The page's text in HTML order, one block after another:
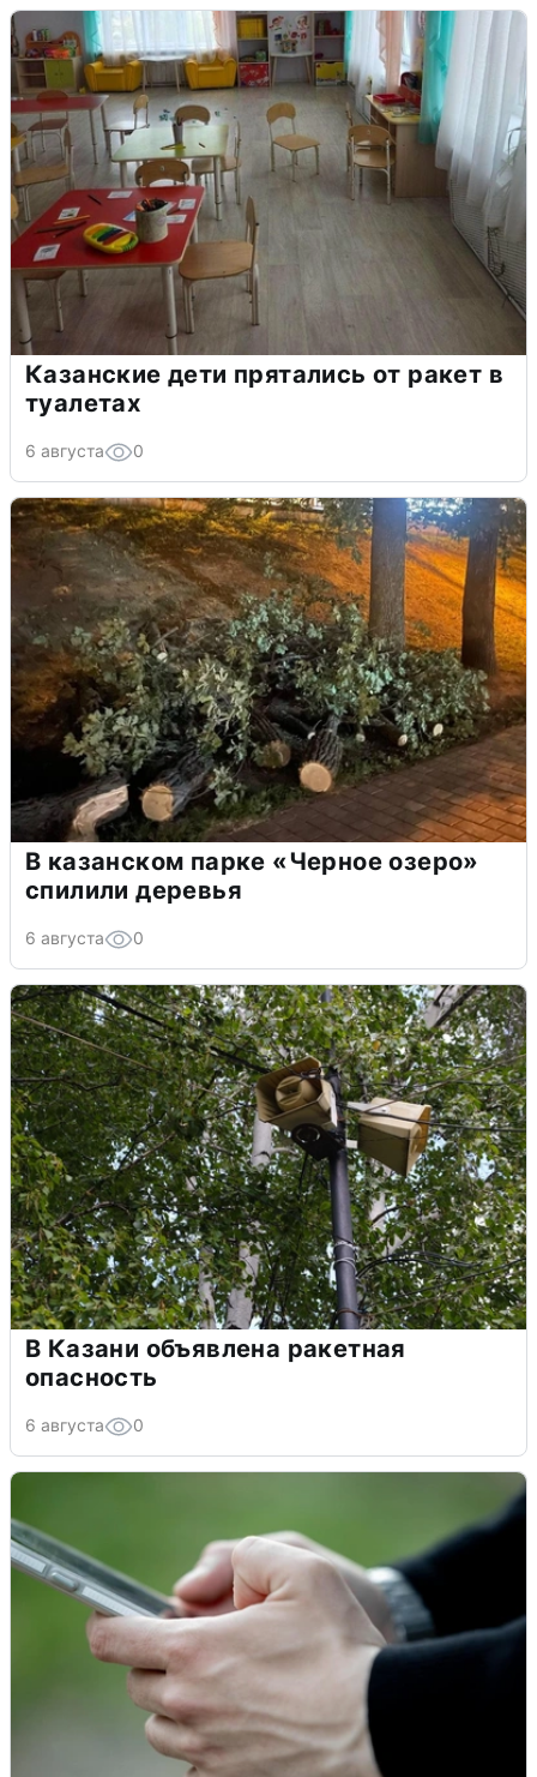
Казанские дети прятались от ракет в
туалетах
6 августа 0
В казанском парке «Черное озеро»
спилили деревья
6 августа 0
В Казани объявлена ракетная
опасность
6 августа 0